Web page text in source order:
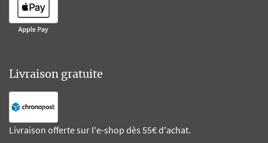
Livraison gratuite
Livraison offerte sur l'e-shop dès 55€ d'achat.